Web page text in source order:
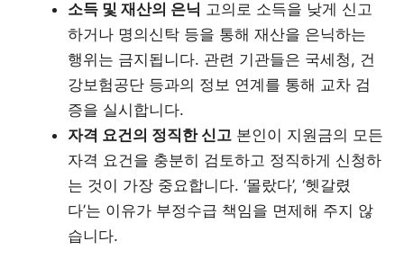
소득 및 재산의 은닉 고의로 소득을 낮게 신고
하거나 명의신탁 등을 통해 재산을 은닉하는
행위는 금지됩니다. 관련 기관들은 국세청, 건
강보험공단 등과의 정보 연계를 통해 교차 검
증을 실시합니다.
자격 요건의 정직한 신고 본인이 지원금의 모든
자격 요건을 충분히 검토하고 정직하게 신청하
는 것이 가장 중요합니다. ‘몰랐다’, ‘헷갈렸
다’는 이유가 부정수급 책임을 면제해 주지 않
습니다.